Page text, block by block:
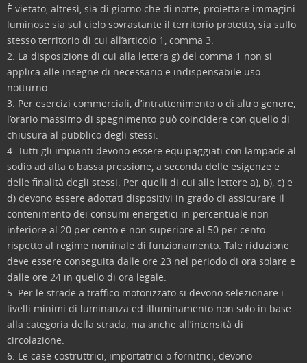
È vietato, altresì, sia di giorno che di notte, proiettare immagini
luminose sia sul cielo sovrastante il territorio protetto, sia sullo
stesso territorio di cui all’articolo 1, comma 3.
2. La disposizione di cui alla lettera g) del comma 1 non si
applica alle insegne di necessario e indispensabile uso
notturno.
3. Per esercizi commerciali, d’intrattenimento o di altro genere,
l’orario massimo di spegnimento può coincidere con quello di
chiusura al pubblico degli stessi.
4. Tutti gli impianti devono essere equipaggiati con lampade al
sodio ad alta o bassa pressione, a seconda delle esigenze e
delle finalità degli stessi. Per quelli di cui alle lettere a), b), c) e
d) devono essere adottati dispositivi in grado di assicurare il
contenimento dei consumi energetici in percentuale non
inferiore al 20 per cento e non superiore al 50 per cento
rispetto al regime nominale di funzionamento. Tale riduzione
deve essere conseguita dalle ore 23 nel periodo di ora solare e
dalle ore 24 in quello di ora legale.
5. Per le strade a traffico motorizzato si devono selezionare i
livelli minimi di luminanza ed illuminamento non solo in base
alla categoria della strada, ma anche all’intensità di
circolazione.
6. Le case costruttrici, importatrici o fornitrici, devono